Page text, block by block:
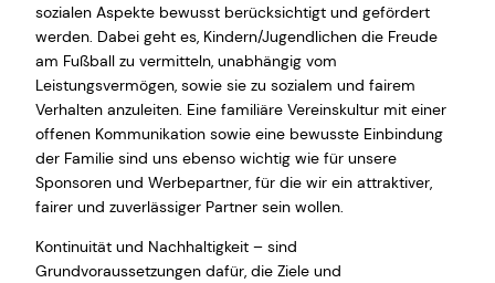
sozialen Aspekte bewusst berücksichtigt und gefördert
werden. Dabei geht es, Kindern/Jugendlichen die Freude
am Fußball zu vermitteln, unabhängig vom
Leistungsvermögen, sowie sie zu sozialem und fairem
Verhalten anzuleiten. Eine familiäre Vereinskultur mit einer
offenen Kommunikation sowie eine bewusste Einbindung
der Familie sind uns ebenso wichtig wie für unsere
Sponsoren und Werbepartner, für die wir ein attraktiver,
fairer und zuverlässiger Partner sein wollen.
Kontinuität und Nachhaltigkeit – sind
Grundvoraussetzungen dafür, die Ziele und